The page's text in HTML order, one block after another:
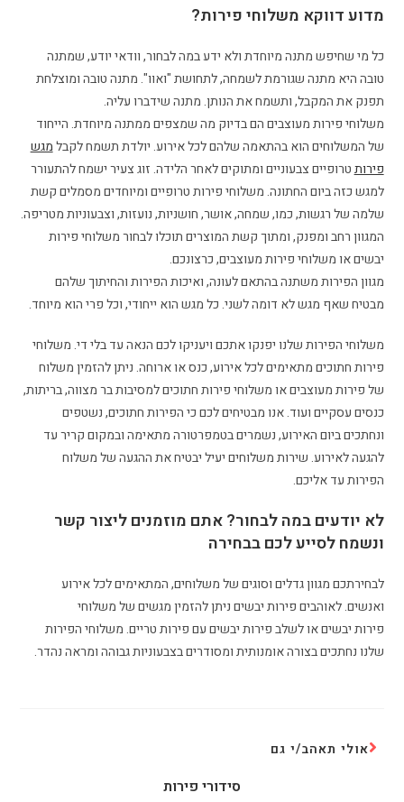
מדוע דווקא משלוחי פירות?
כל מי שחיפש מתנה מיוחדת ולא ידע במה לבחור, וודאי יודע, שמתנה
טובה היא מתנה שגורמת לשמחה, לתחושת "ואוו". מתנה טובה ומוצלחת
תפנק את המקבל, ותשמח את הנותן. מתנה שידברו עליה.
משלוחי פירות מעוצבים הם בדיוק מה שמצפים ממתנה מיוחדת. הייחוד
של המשלוחים הוא בהתאמה שלהם לכל אירוע. יולדת תשמח לקבלמגש
פירותטרופיים צבעוניים ומתוקים לאחר הלידה. זוג צעיר ישמח להתעורר
למגש כזה ביום החתונה. משלוחי פירות טרופיים ומיוחדים מסמלים קשת
שלמה של רגשות, כמו, שמחה, אושר, חושניות, נועזות, וצבעוניות מטריפה.
המגוון רחב ומפנק, ומתוך קשת המוצרים תוכלו לבחור משלוחי פירות
יבשים או משלוחי פירות מעוצבים, כרצונכם.
מגוון הפירות משתנה בהתאם לעונה, ואיכות הפירות והחיתוך שלהם
מבטיח שאף מגש לא דומה לשני. כל מגש הוא ייחודי, וכל פרי הוא מיוחד.
משלוחי הפירות שלנו יפנקו אתכם ויעניקו לכם הנאה עד בלי די. משלוחי
פירות חתוכים מתאימים לכל אירוע, כנס או ארוחה. ניתן להזמין משלוח
של פירות מעוצבים או משלוחי פירות חתוכים למסיבות בר מצווה, בריתות,
כנסים עסקיים ועוד. אנו מבטיחים לכם כי הפירות חתוכים, נשטפים
ונחתכים ביום האירוע, נשמרים בטמפרטורה מתאימה ובמקום קריר עד
להגעה לאירוע. שירות משלוחים יעיל יבטיח את ההגעה של משלוח
הפירות עד אליכם.
לא יודעים במה לבחור? אתם מוזמנים ליצור קשר
ונשמח לסייע לכם בבחירה
לבחירתכם מגוון גדלים וסוגים של משלוחים, המתאימים לכל אירוע
ואנשים. לאוהבים פירות יבשים ניתן להזמין מגשים של משלוחי
פירות יבשים או לשלב פירות יבשים עם פירות טריים. משלוחי הפירות
שלנו נחתכים בצורה אומנותית ומסודרים בצבעוניות גבוהה ומראה נהדר.
אולי תאהב/י גם
סידורי פירות